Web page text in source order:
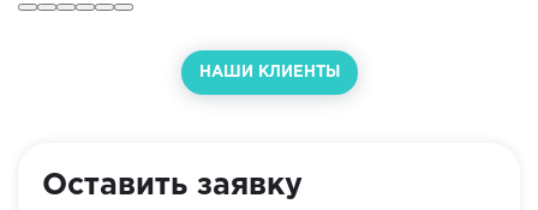
НАШИ КЛИЕНТЫ
Оставить заявку